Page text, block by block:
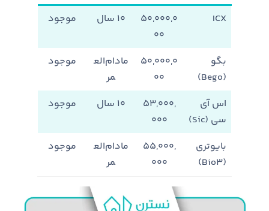
ICX
۵۰,۰۰۰,۰
۰۰
۱۰ سال موجود
بگو
(Bego)
۵۰,۰۰۰,۰
۰۰
مادام‌الع
مر
موجود
اس آی
سی (Sic)
۵۳,۰۰۰,
۰۰۰
۱۰ سال موجود
بایوتری
(Bio3)
۵۵,۰۰۰,
۰۰۰
مادام‌الع
مر
موجود